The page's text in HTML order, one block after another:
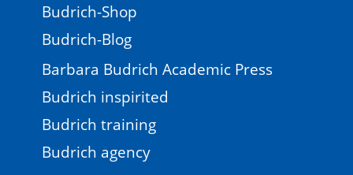
Budrich-Shop
Budrich-Blog
Barbara Budrich Academic Press
Budrich inspirited
Budrich training
Budrich agency